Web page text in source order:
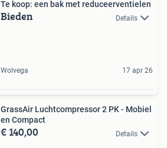
Te koop: een bak met reduceerventielen
Bieden Details
Wolvega 17 apr 26
GrassAir Luchtcompressor 2 PK - Mobiel
en Compact
€ 140,00 Details